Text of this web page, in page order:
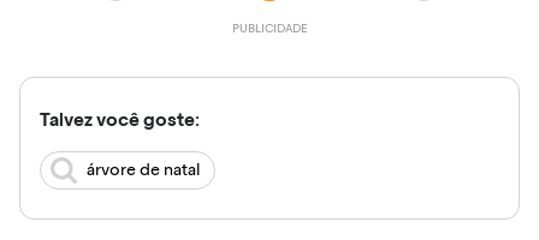
Talvez você goste:
árvore de natal